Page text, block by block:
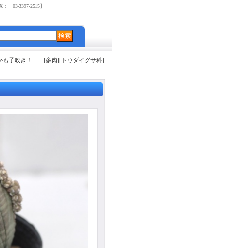
03-3397-2515】
も子吹き！ [多肉][トウダイグサ科]